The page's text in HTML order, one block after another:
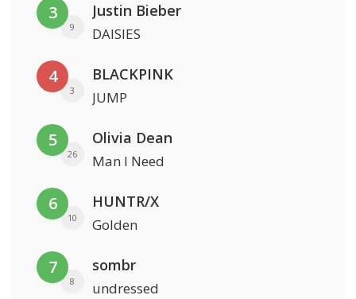
3
9
Justin Bieber
DAISIES
4
3
BLACKPINK
JUMP
5
26
Olivia Dean
Man I Need
6
10
HUNTR/X
Golden
7
8
sombr
undressed